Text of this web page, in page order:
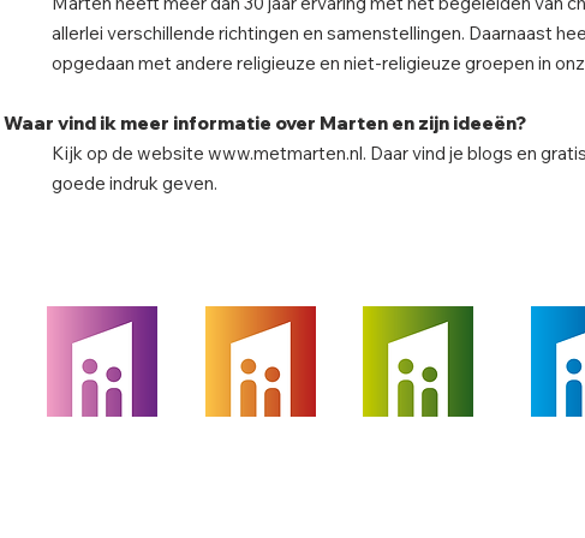
allerlei verschillende richtingen en samenstellingen. Daarnaast
opgedaan met andere religieuze en niet-religieuze groepen in
Waar vind ik meer informatie over Marten en zijn ideeën?
Kijk op de website www.metmarten.nl. Daar vind je blogs en
goede indruk geven.